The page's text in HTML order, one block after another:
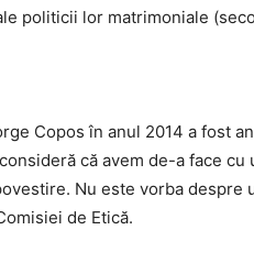
politicii lor matrimoniale
Copos în anul 2014 a fost
că avem de-a face
Nu este vorba despre
de Etică.